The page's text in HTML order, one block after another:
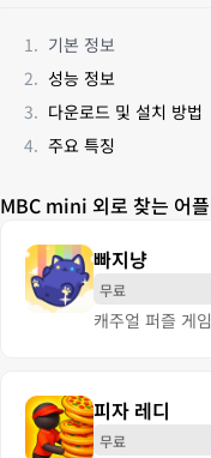
기본 정보
성능 정보
다운로드 및 설치 방법
주요 특징
MBC mini 외로 찾는 어
빠지냥
무료
캐주얼 퍼즐 게임
피자 레디
무료